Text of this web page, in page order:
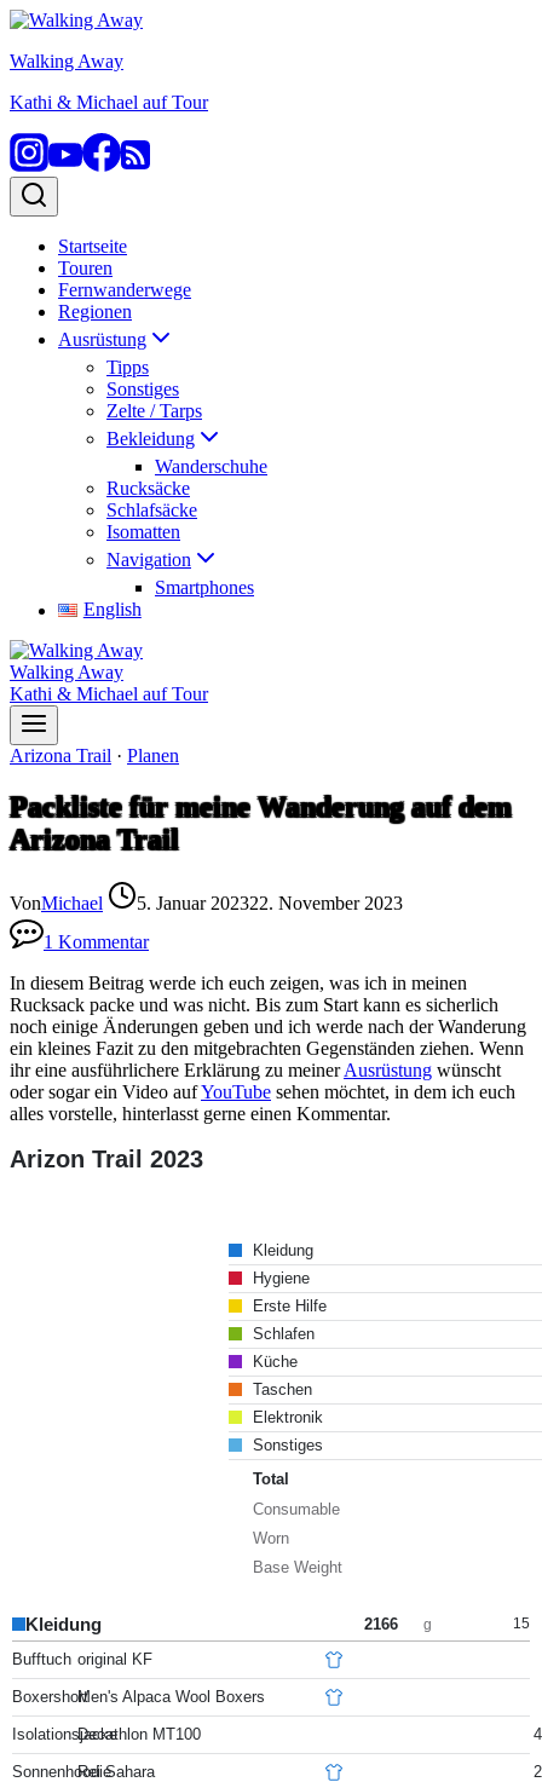
Zum
springen
Walking Away
Kathi & Michael auf Tour
Startseite
Touren
Fernwanderwege
Regionen
Ausrüstung
Tipps
Sonstiges
Zelte / Tarps
Bekleidung
Wanderschuhe
Rucksäcke
Schlafsäcke
Isomatten
Navigation
Smartphones
English
Walking Away
Kathi & Michael auf Tour
Arizona Trail · Planen
Packliste für meine Wanderung auf dem
Arizona Trail
VonMichael 5. Januar 202322. November 2023
1 Kommentar
In diesem Beitrag werde ich euch zeigen, was ich in meinen
Rucksack packe und was nicht. Bis zum Start kann es sicherlich
noch einige Änderungen geben und ich werde nach der Wanderung
ein kleines Fazit zu den mitgebrachten Gegenständen ziehen. Wenn
ihr eine ausführlichere Erklärung zu meinerAusrüstung wünscht
oder sogar ein Video aufYouTube sehen möchtet, in dem ich euch
alles vorstelle, hinterlasst gerne einen Kommentar.
Arizon Trail 2023
Kleidung
Hygiene
Erste Hilfe
Schlafen
Küche
Taschen
Elektronik
Sonstiges
Total
Consumable
Worn
Base Weight
Kleidung 2166 g 15
Bufftuch original KF
BoxershortMen's Alpaca Wool Boxers
IsolationsjackeDecathlon MT100
SonnenhoodieRei Sahara